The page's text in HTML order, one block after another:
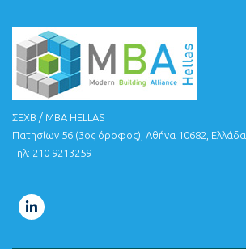
ΣΕΧΒ / MBA HELLAS
Πατησίων 56 (3ος όροφος), Αθήνα 10682, Ελλάδα
Τηλ: 210 9213259